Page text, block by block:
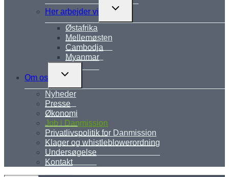
Her arbejder vi
Skift
Østafrika
Mellemøsten
Cambodja
Myanmar
Om os
Skift
Nyheder
Presse
Økonomi
Job i Danmission
Privatlivspolitik for Danmission
Klager og whistleblowerordning
Undersøgelse
Kontakt